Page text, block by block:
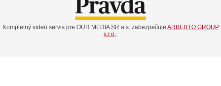
Kompletný video servis pre OUR MEDIA SR a.s. zabezpečuje ARBERTO GROUP
s.r.o..